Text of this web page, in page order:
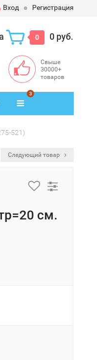
Вход Регистрация
0 0 руб.
Свыше
30000+
товаров
3
521)
Следующий товар
см.